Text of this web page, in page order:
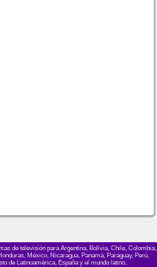
de televisión para Argentina, Bolivia, Chile, Colombia,
México, Nicaragua, Panamá, Paraguay, Perú,
de Latinoamérica, España y el mundo latino.